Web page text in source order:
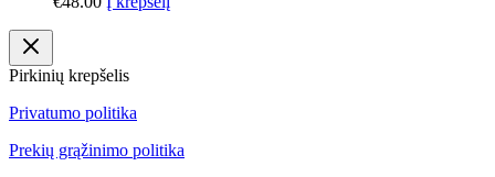
Pirkinių krepšelis
Privatumo politika
Prekių grąžinimo politika